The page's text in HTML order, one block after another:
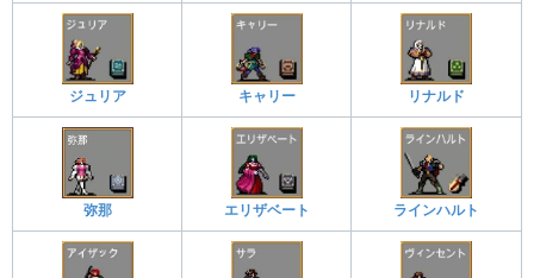
ジュリア キャリー リナルド
弥那 エリザベート ラインハルト